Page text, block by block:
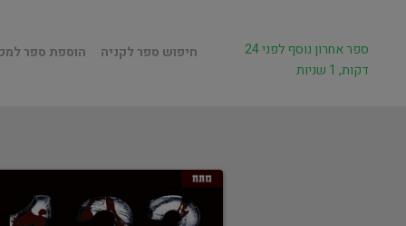
חיפוש ספר לקניה הוספת ספר
ספר אחרון נוסף לפני 24
דקות, 1 שניות